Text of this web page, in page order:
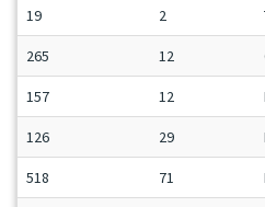
19 2
265 12
157 12
126 29
518 71